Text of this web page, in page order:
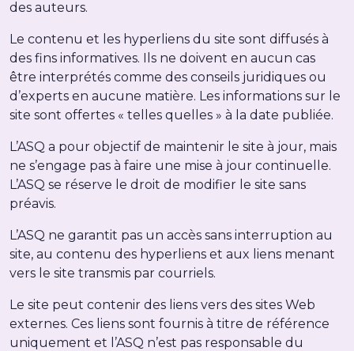
des auteurs.
Le contenu et les hyperliens du site sont diffusés à
des fins informatives. Ils ne doivent en aucun cas
être interprétés comme des conseils juridiques ou
d’experts en aucune matière. Les informations sur le
site sont offertes « telles quelles » à la date publiée.
L’ASQ a pour objectif de maintenir le site à jour, mais
ne s’engage pas à faire une mise à jour continuelle.
L’ASQ se réserve le droit de modifier le site sans
préavis.
L’ASQ ne garantit pas un accès sans interruption au
site, au contenu des hyperliens et aux liens menant
vers le site transmis par courriels.
Le site peut contenir des liens vers des sites Web
externes. Ces liens sont fournis à titre de référence
uniquement et l’ASQ n’est pas responsable du